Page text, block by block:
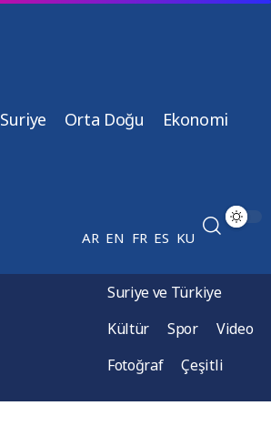
Suriye Orta Doğu Ekonomi
AR EN FR ES KU
Suriye ve Türkiye
Kültür
Spor
Video
Fotoğraf
Çeşitli